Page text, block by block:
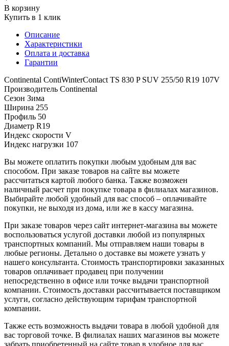
В корзину
Купить в 1 клик
Описание
Характеристики
Оплата и доставка
Гарантии
Continental ContiWinterContact TS 830 P SUV 255/50 R19 107V
Производитель Continental
Сезон Зима
Ширина 255
Профиль 50
Диаметр R19
Индекс скорости V
Индекс нагрузки 107
Вы можете оплатить покупки любым удобным для вас
способом. При заказе товаров на сайте вы можете
рассчитаться картой любого банка. Также возможен
наличный расчет при покупке товара в филиалах магазинов.
Выбирайте любой удобный для вас способ – оплачивайте
покупки, не выходя из дома, или же в кассу магазина.
При заказе товаров через сайт интернет-магазина вы можете
воспользоваться услугой доставки любой из популярных
транспортных компаний. Мы отправляем наши товары в
любые регионы. Детально о доставке вы можете узнать у
нашего консультанта. Стоимость транспортировки заказанных
товаров оплачивает продавец при получении
непосредственно в офисе или точке выдачи транспортной
компании. Стоимость доставки рассчитывается поставщиком
услуги, согласно действующим тарифам транспортной
компании.
Также есть возможность выдачи товара в любой удобной для
вас торговой точке. В филиалах наших магазинов вы можете
забрать приобретенный на сайте товар в удобное для вас